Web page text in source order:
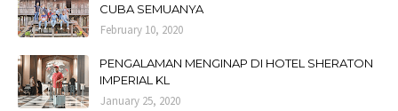
CUBA SEMUANYA
February 10, 2020
PENGALAMAN MENGINAP DI HOTEL SHERATON
IMPERIAL KL
January 25, 2020